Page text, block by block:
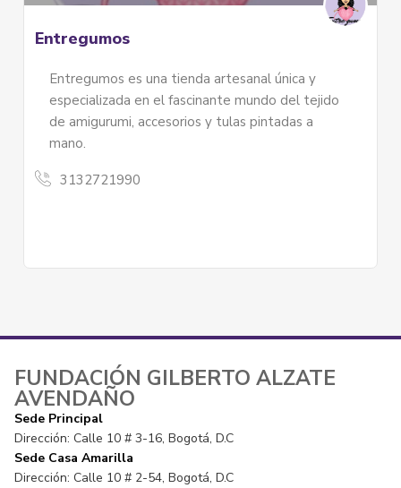
Mentes Sin Espacio
Mentes Sin Espacio se encarga de gestionar,
diseñar y organizar ferias de emprendimiento
creativo en diferentes locaciones de Bogotá
FUNDACIÓN GILBERTO ALZATE
AVENDAÑO
Sede Principal
Dirección: Calle 10 # 3-16, Bogotá, D.C
Sede Casa Amarilla
Dirección: Calle 10 # 2-54, Bogotá, D.C